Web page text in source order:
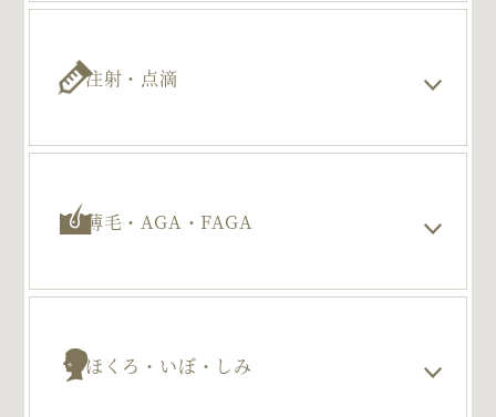
注射・点滴
薄毛・AGA・FAGA
ほくろ・いぼ・しみ